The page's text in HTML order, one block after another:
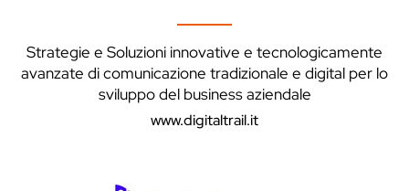
Strategie e Soluzioni innovative e tecnologicamente
avanzate di comunicazione tradizionale e digital per lo
sviluppo del business aziendale
www.digitaltrail.it